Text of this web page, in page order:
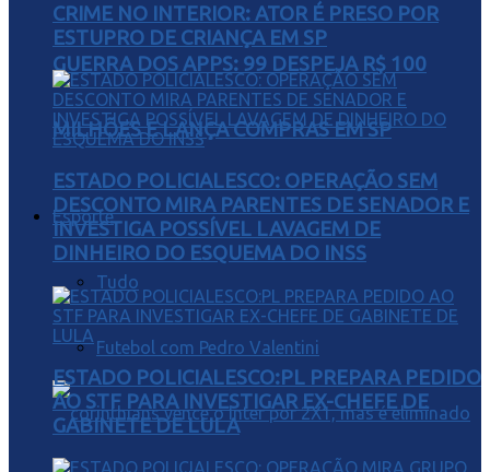
GUERRA DOS APPS: 99 DESPEJA R$ 100
MILHÕES E LANÇA COMPRAS EM SP
Esporte
Tudo
Futebol com Pedro Valentini
CRIME NO INTERIOR: ATOR É PRESO POR
ESTUPRO DE CRIANÇA EM SP
ESTADO POLICIALESCO: OPERAÇÃO SEM
DESCONTO MIRA PARENTES DE SENADOR E
INVESTIGA POSSÍVEL LAVAGEM DE
DINHEIRO DO ESQUEMA DO INSS
ESTADO POLICIALESCO:PL PREPARA PEDIDO
AO STF PARA INVESTIGAR EX-CHEFE DE
GABINETE DE LULA